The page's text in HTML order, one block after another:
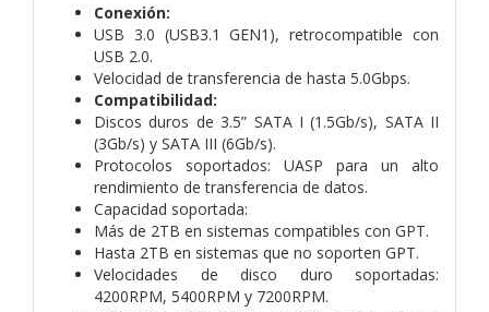
Conexión:
USB 3.0 (USB3.1 GEN1), retrocompatible con
USB 2.0.
Velocidad de transferencia de hasta 5.0Gbps.
Compatibilidad:
Discos duros de 3.5” SATA I (1.5Gb/s), SATA II
(3Gb/s) y SATA III (6Gb/s).
Protocolos soportados: UASP para un alto
rendimiento de transferencia de datos.
Capacidad soportada:
Más de 2TB en sistemas compatibles con GPT.
Hasta 2TB en sistemas que no soporten GPT.
Velocidades de disco duro soportadas:
4200RPM, 5400RPM y 7200RPM.